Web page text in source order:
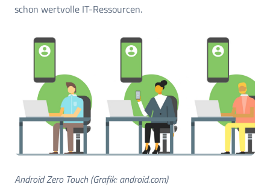
schon wertvolle IT-Ressourcen.
Android Zero Touch (Grafik: android.com)